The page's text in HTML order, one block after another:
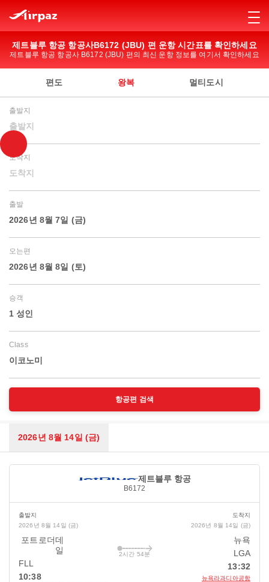
제트블루 항공 항공사B6172 (JBU) 편 운항 시간표를 확인하세요
제트블루 항공 항공사 B6172 (JBU) 편의 최신 운항 정보를 여기서 확인하세요
편도 왕복 멀티도시
출발지
출발지
도착지
도착지
출발
2026년 8월 7일 (금)
오는편
2026년 8월 8일 (토)
승객
1 성인
Class
이코노미
항공편 검색
2026년 8월 14일 (금)
제트블루 항공
B6172
출발지
2026년 8월 14일 (금)
포트로더데
일
FLL
10:38
2시간 54분
도착지
2026년 8월 14일 (금)
뉴욕
LGA
13:32
뉴욕라과디아공항